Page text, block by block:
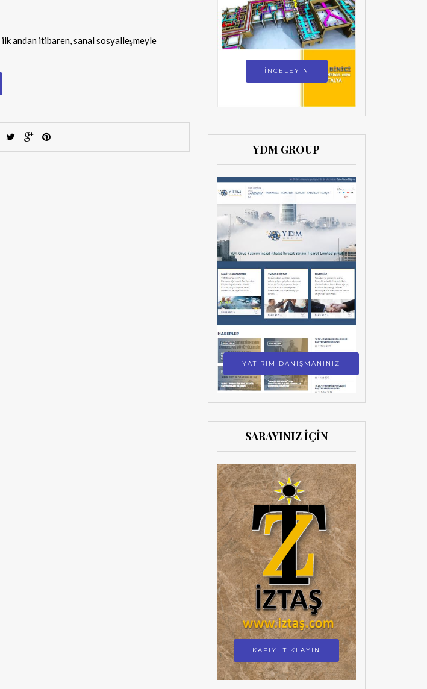
andan itibaren, sanal sosyalleşmeyle
İNCELEYİN
YDM GROUP
YATIRIM DANIŞMANINIZ
SARAYINIZ İÇİN
KAPIYI TIKLAYIN